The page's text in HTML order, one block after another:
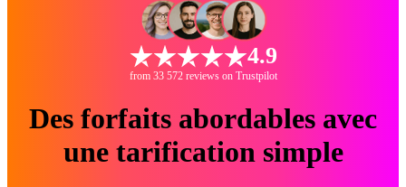
4.9
from 33 572 reviews on Trustpilot
Des forfaits abordables avec
une tarification simple